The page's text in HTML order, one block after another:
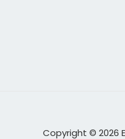
Copyright © 2026